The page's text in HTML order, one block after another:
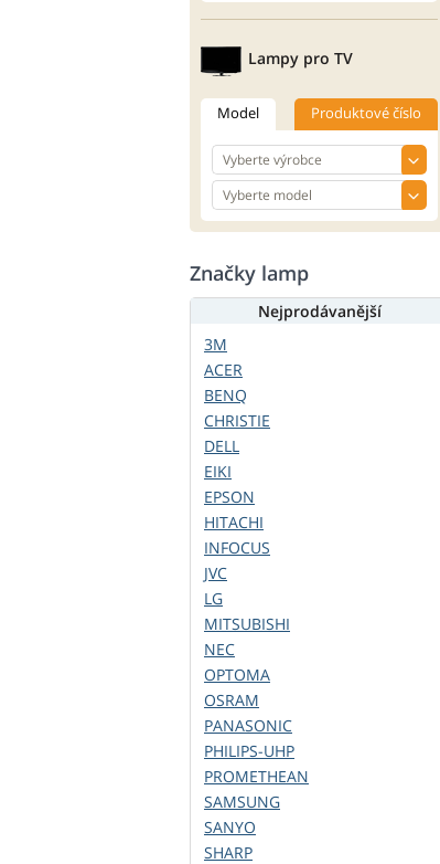
Lampy pro TV
Model Produktové číslo
Značky lamp
Nejprodávanější
3M
ACER
BENQ
CHRISTIE
DELL
EIKI
EPSON
HITACHI
INFOCUS
JVC
LG
MITSUBISHI
NEC
OPTOMA
OSRAM
PANASONIC
PHILIPS-UHP
PROMETHEAN
SAMSUNG
SANYO
SHARP